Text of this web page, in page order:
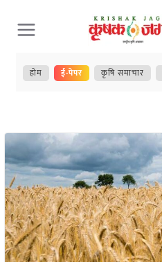
Skip
to
content
होम ई-पेपर कृषि समाचार